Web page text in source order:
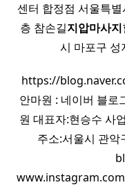
센터 합정점 서울특
층 참손길지압마사지
시 마포구
https://
안마원 : 네이버 블로
원 대표자:현승수 사
주소:서울시 관악